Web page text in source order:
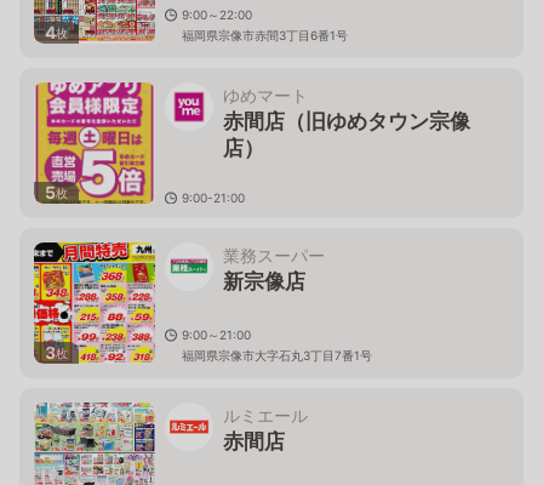
4枚
9:00～22:00
福岡県宗像市赤間3丁目6番1号
5枚
ゆめマート
赤間店（旧ゆめタウン宗像
店）
9:00-21:00
3枚
業務スーパー
新宗像店
9:00～21:00
福岡県宗像市大字石丸3丁目7番1号
ルミエール
赤間店